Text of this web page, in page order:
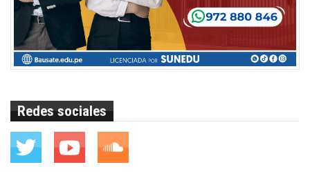
Redes sociales